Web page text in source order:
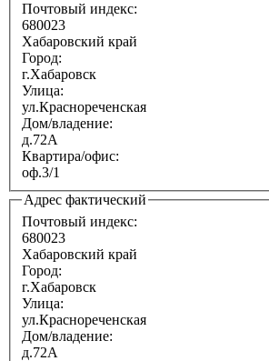
Почтовый индекс:
680023
Хабаровский край
Город:
г.Хабаровск
Улица:
ул.Краснореченская
Дом/владение:
д.72А
Квартира/офис:
оф.3/1
Адрес фактический
Почтовый индекс:
680023
Хабаровский край
Город:
г.Хабаровск
Улица:
ул.Краснореченская
Дом/владение:
д.72А